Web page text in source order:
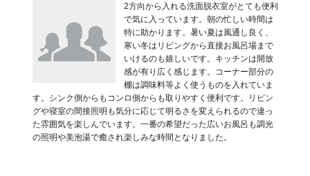
2方向から入れる洗面脱衣室がとても便利
で気に入っています。朝の忙しい時間は
特に助かります。暑い夏は風通し良く、
寒い冬はリビングから直接お風呂場まで
いけるのも嬉しいです。キッチンは開放
感が有り広く感じます。コーナー部分の
棚は調味料等よく使うものを入れていま
す。シンク側からもコンロ側からも取りやすく便利です。リビン
グや寝室の間接照明も気分に応じて明るさを変えられるので違っ
た雰囲気を楽しんでいます。一番の希望だった広いお風呂も調光
の照明や美泡湯で癒され楽しみな時間となりました。